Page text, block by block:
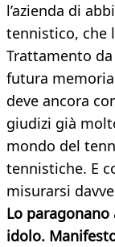
l’azienda di
tennistico, che
Trattamento da
futura
deve ancora
giudizi già
mondo del
tennistiche. E
misurarsi
Lo paragonano
idolo.